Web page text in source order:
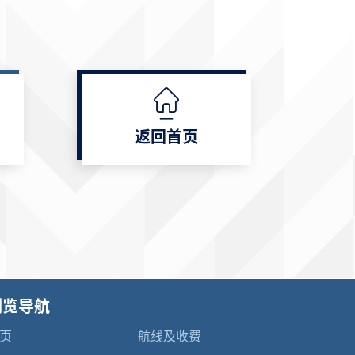
返回首页
导航
航线及收费